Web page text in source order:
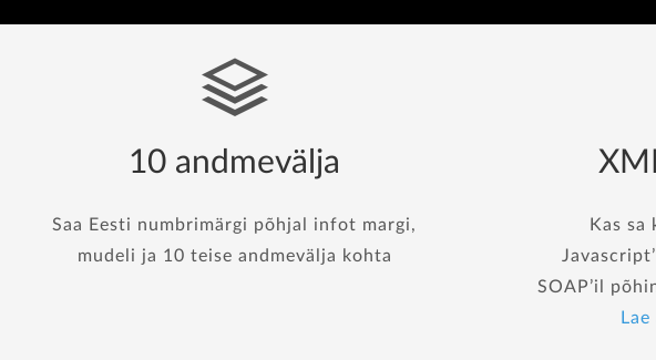
10 andmevälja
Saa Eesti numbrimärgi põhjal infot margi,
mudeli ja 10 teise andmevälja kohta
Kas sa
SOAP’il